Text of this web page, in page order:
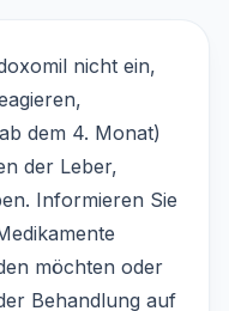
nicht ein,
dem 4. Monat)
der Leber,
Informieren Sie
möchten oder
Behandlung auf